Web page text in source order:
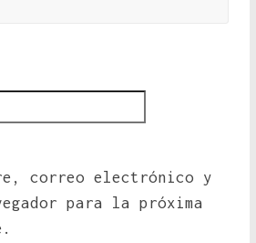
correo electrónico y
para la próxima